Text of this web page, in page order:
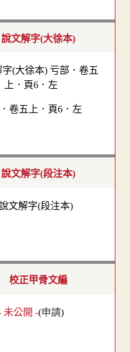
說文解字(大徐本)
卷五上．頁6．左
說文解字(段注本)
校正甲骨文編
未公開 -(申請)